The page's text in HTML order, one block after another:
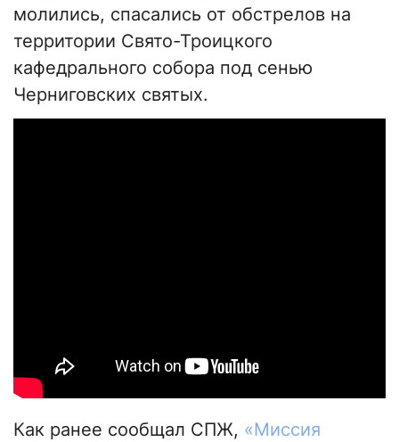
молились, спасались от обстрелов на
территории Свято-Троицкого
кафедрального собора под сенью
Черниговских святых.
Как ранее сообщал СПЖ, «Миссия